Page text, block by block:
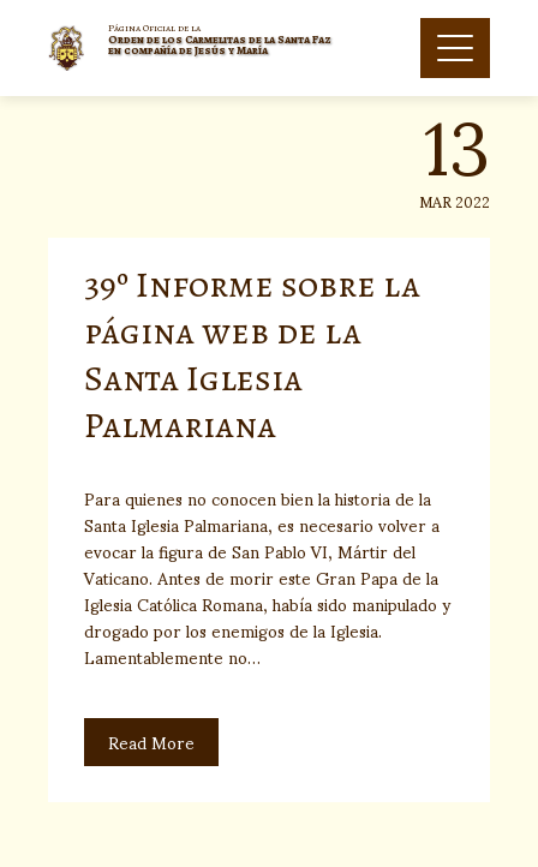
content
Página Oficial de la
Orden de los Carmelitas de la Santa Faz
en compañía de Jesús y María 13
MAR 2022
39º Informe sobre la
página web de la
Santa Iglesia
Palmariana
Para quienes no conocen bien la historia de la
Santa Iglesia Palmariana, es necesario volver a
evocar la figura de San Pablo VI, Mártir del
Vaticano. Antes de morir este Gran Papa de la
Iglesia Católica Romana, había sido manipulado y
drogado por los enemigos de la Iglesia.
Lamentablemente no…
Read More